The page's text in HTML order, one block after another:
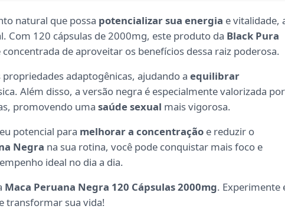
natural que possa potencializar sua energia e vitalidade,
Com 120 cápsulas de 2000mg, este produto da Black Pura
de aproveitar os benefícios dessa raiz poderosa.
propriedades adaptogênicas, ajudando a equilibrar
Além disso, a versão negra é especialmente valorizada por
promovendo uma saúde sexual mais vigorosa.
potencial para melhorar a concentração e reduzir o
Negra na sua rotina, você pode conquistar mais foco e
ideal no dia a dia.
Maca Peruana Negra 120 Cápsulas 2000mg. Experimente
transformar sua vida!